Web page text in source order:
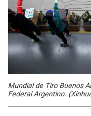
Mundial de Tiro Buenos
Federal Argentino.